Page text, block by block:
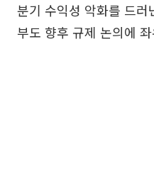
분기 수익성 악화를 드러
부도 향후 규제 논의에